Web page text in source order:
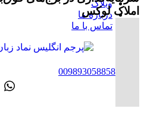
وبلاگ
درباره ما
تماس با ما
00989305885808
املاک لوکس